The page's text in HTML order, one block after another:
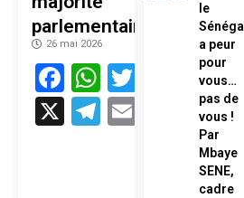
parlementaire
26 mai 2026
Facebook
WhatsApp
Twitter
X
Telegram
Email
le
Sénégal
a peur
pour
vous…
pas de
vous !
Par
Mbaye
SENE,
cadre